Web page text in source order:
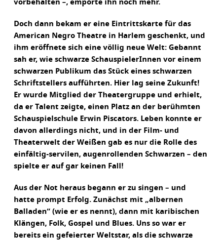
vorbehalten –, empörte ihn noch mehr.
Doch dann bekam er eine Eintrittskarte für das
American Negro Theatre in Harlem geschenkt, und
ihm eröffnete sich eine völlig neue Welt: Gebannt
sah er, wie schwarze SchauspielerInnen vor einem
schwarzen Publikum das Stück eines schwarzen
Schriftstellers aufführten. Hier lag seine Zukunft!
Er wurde Mitglied der Theatergruppe und erhielt,
da er Talent zeigte, einen Platz an der berühmten
Schauspielschule Erwin Piscators. Leben konnte er
davon allerdings nicht, und in der Film- und
Theaterwelt der Weißen gab es nur die Rolle des
einfältig-servilen, augenrollenden Schwarzen – den
spielte er auf gar keinen Fall!
Aus der Not heraus begann er zu singen – und
hatte prompt Erfolg. Zunächst mit „albernen
Balladen“ (wie er es nennt), dann mit karibischen
Klängen, Folk, Gospel und Blues. Uns so war er
bereits ein gefeierter Weltstar, als die schwarze